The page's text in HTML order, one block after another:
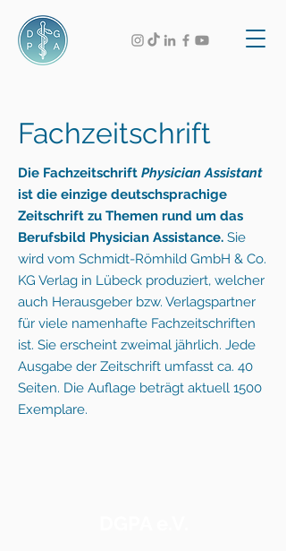
Fachzeitschrift
Die Fachzeitschrift Physician Assistant
ist die einzige deutschsprachige
Zeitschrift zu Themen rund um das
Berufsbild Physician Assistance. Sie
wird vom Schmidt-Römhild GmbH & Co.
KG Verlag in Lübeck produziert, welcher
auch Herausgeber bzw. Verlagspartner
für viele namenhafte Fachzeitschriften
ist. Sie erscheint zweimal jährlich. Jede
Ausgabe der Zeitschrift umfasst ca. 40
Seiten. Die Auflage beträgt aktuell 1500
Exemplare.